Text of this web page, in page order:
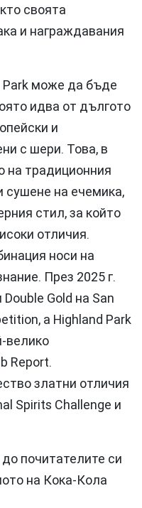
своята
и награждавания
Park може да бъде
идва от дългото
и
с шери. Това, в
на традиционния
на ечемика,
стил, за който
отличия.
носи на
През 2025 г.
Gold на San
а Highland Park
велико
Report.
златни отличия
Spirits Challenge и
почитателите си
на Кока-Кола